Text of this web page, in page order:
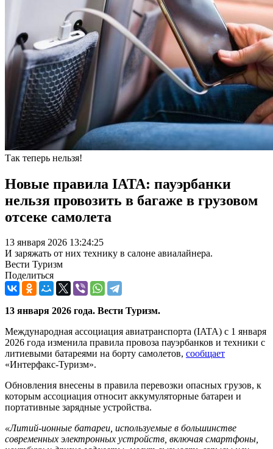
Так теперь нельзя!
Новые правила IATA: пауэрбанки
нельзя провозить в багаже в грузовом
отсеке самолета
13 января 2026 13:24:25
И заряжать от них технику в салоне авиалайнера.
Вести Туризм
Поделиться
13 января 2026 года. Вести Туризм.
Международная ассоциация авиатранспорта (IATA) с 1 января
2026 года изменила правила провоза пауэрбанков и техники с
литиевыми батареями на борту самолетов, сообщает
«Интерфакс-Туризм».
Обновления внесены в правила перевозки опасных грузов, к
которым ассоциация относит аккумуляторные батареи и
портативные зарядные устройства.
«Литий-ионные батареи, используемые в большинстве
современных электронных устройств, включая смартфоны,